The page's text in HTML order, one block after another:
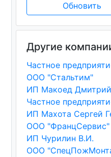
Обновить
Другие
ООО "Стальтим"
ООО "ФранцСервис"
ИП Чурилин В.И.